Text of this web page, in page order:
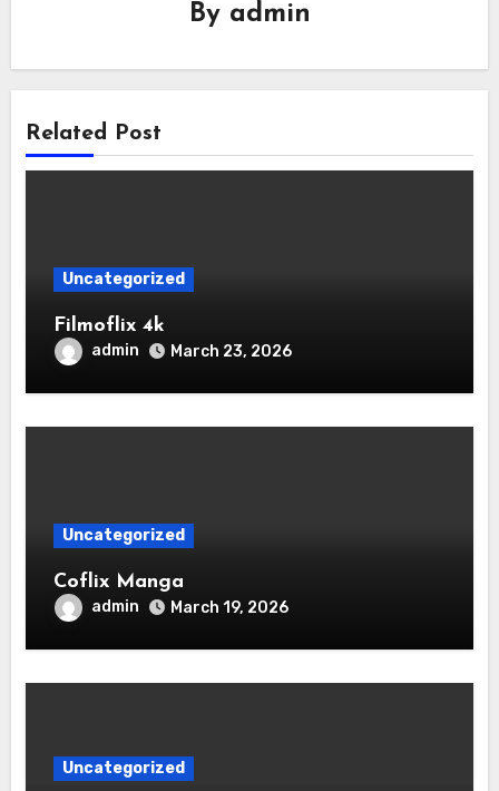
By admin
Related Post
Uncategorized
Filmoflix 4k
admin March 23, 2026
Uncategorized
Coflix Manga
admin March 19, 2026
Uncategorized